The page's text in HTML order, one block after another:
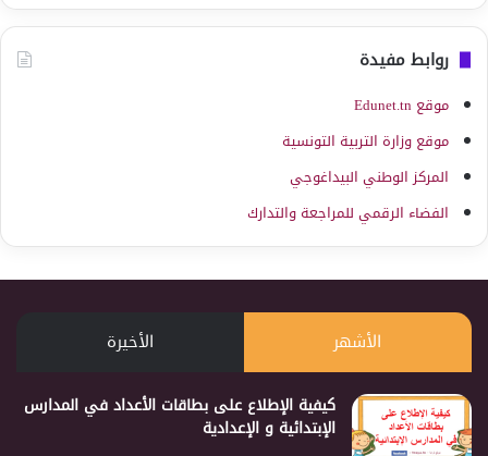
روابط مفيدة
موقع Edunet.tn
موقع وزارة التربية التونسية
المركز الوطني البيداغوجي
الفضاء الرقمي للمراجعة والتدارك
الأشهر الأخيرة
كيفية الإطلاع على بطاقات الأعداد في المدارس
الإبتدائية و الإعدادية